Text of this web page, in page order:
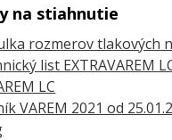
na stiahnutie
rozmerov tlakových
list EXTRAVAREM
LC
VAREM 2021 od